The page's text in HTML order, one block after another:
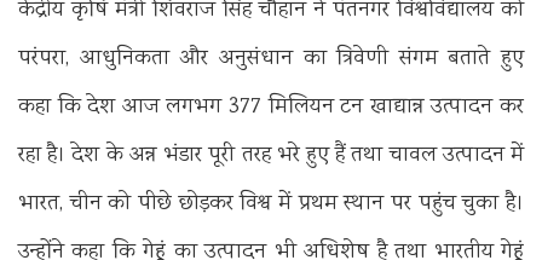
केंद्रीय कृषि मंत्री शिवराज सिंह चौहान ने पंतनगर विश्वविद्यालय को
परंपरा, आधुनिकता और अनुसंधान का त्रिवेणी संगम बताते हुए
कहा कि देश आज लगभग 377 मिलियन टन खाद्यान्न उत्पादन कर
रहा है। देश के अन्न भंडार पूरी तरह भरे हुए हैं तथा चावल उत्पादन में
भारत, चीन को पीछे छोड़कर विश्व में प्रथम स्थान पर पहुंच चुका है।
उन्होंने कहा कि गेहूं का उत्पादन भी अधिशेष है तथा भारतीय गेहूं